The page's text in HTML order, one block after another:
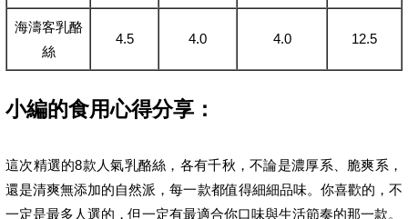
海濤客乳酪
絲
4.5 4.0 4.0 12.5
小編的食用心得分享：
這次精選的8款人氣乳酪絲，各有千秋，不論是濃厚系、脆爽系，
還是清爽無添加的自然派，每一款都值得細細品味。你喜歡的，不
一定是最多人選的，但一定有最適合你口味與生活節奏的那一款。